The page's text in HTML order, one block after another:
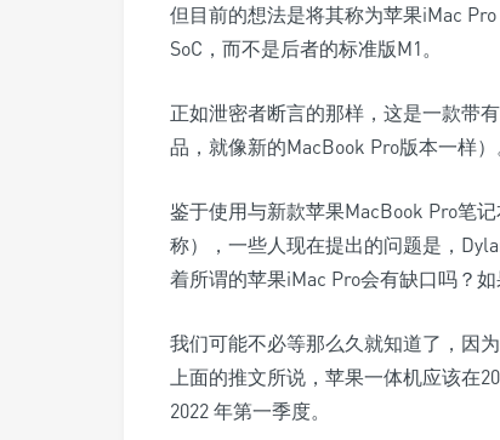
但目前的想法是将其称为苹果iMac
SoC，而不是后者的标准版M1。
正如泄密者断言的那样，这是一款带
品，就像新的MacBook Pro版本一样）
鉴于使用与新款苹果MacBook Pro笔
称），一些人现在提出的问题是，
着所谓的苹果iMac Pro会有缺口吗？
我们可能不必等那么久就知道了，因
上面的推文所说，苹果一体机应该在
2022 年第一季度。